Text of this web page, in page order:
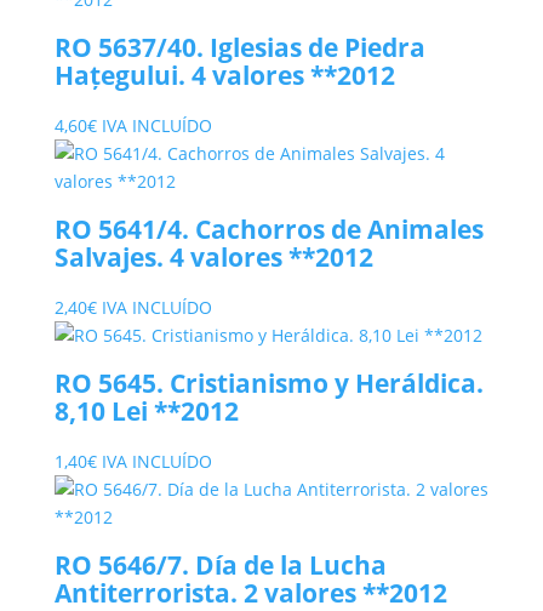
RO 5637/40. Iglesias de Piedra
Hațegului. 4 valores **2012
4,60€ IVA INCLUÍDO
RO 5641/4. Cachorros de Animales
Salvajes. 4 valores **2012
2,40€ IVA INCLUÍDO
RO 5645. Cristianismo y Heráldica.
8,10 Lei **2012
1,40€ IVA INCLUÍDO
RO 5646/7. Día de la Lucha
Antiterrorista. 2 valores **2012